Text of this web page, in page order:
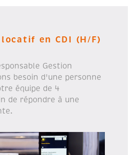
en CDI (H/F)
Gestion
besoin d'une personne
équipe de 4
de répondre à une